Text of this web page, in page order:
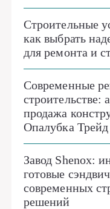
Строительные
как выбрать
для ремонта и
Современные
строительстве:
продажа
Опалубка Трейд
Завод Shenox:
готовые
современных
решений